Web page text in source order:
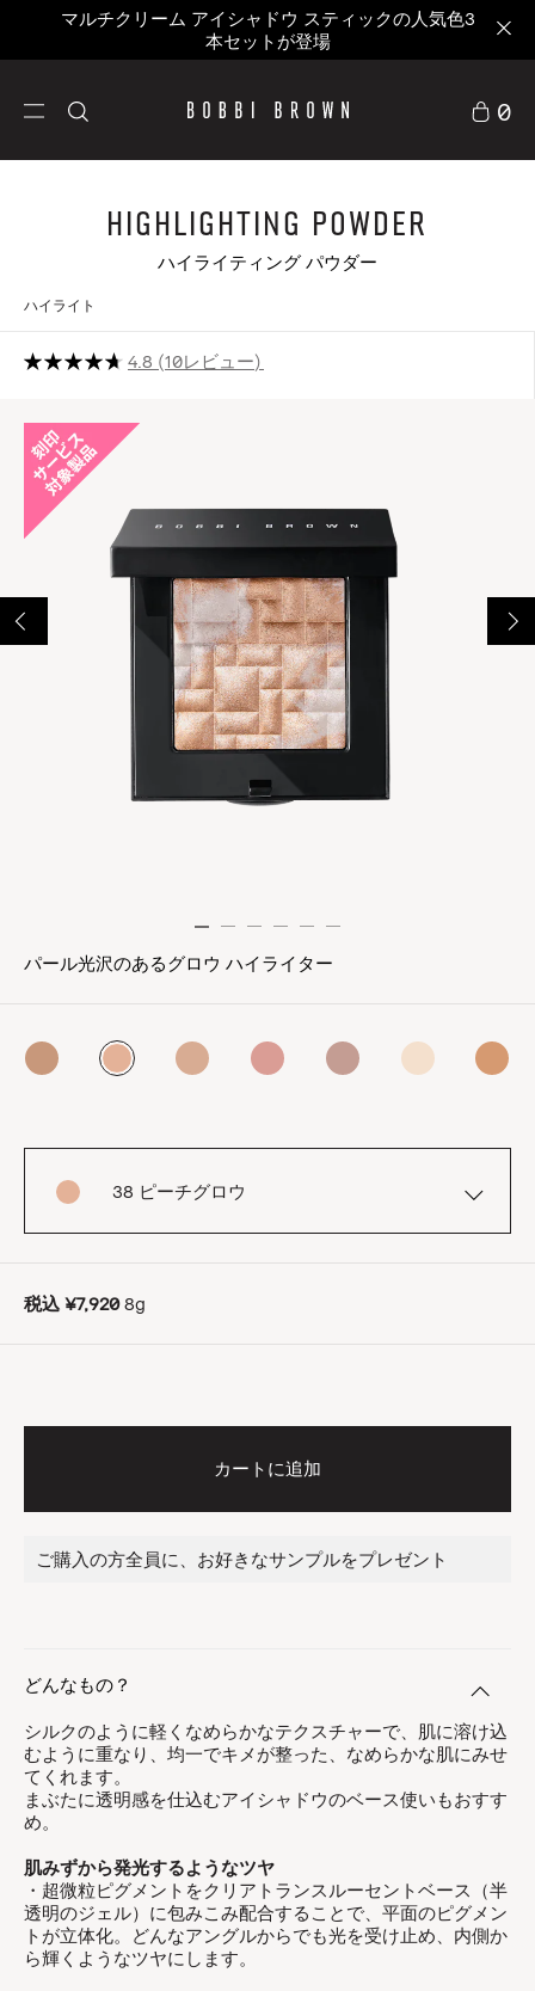
価格改定のお知らせ
0
Highlighting Powder
ハイライティング パウダー
ハイライト
4.8 10レビュー
パール光沢のあるグロウ ハイライター
38 ピーチグロウ
税込 ¥7,9208g
カートに追加
ご購入の方全員に、お好きなサンプルをプレゼント
どんなもの？
シルクのように軽くなめらかなテクスチャーで、肌に溶け込
むように重なり、均一でキメが整った、なめらかな肌にみせ
てくれます。
まぶたに透明感を仕込むアイシャドウのベース使いもおすす
め。
肌みずから発光するようなツヤ
・超微粒ピグメントをクリアトランスルーセントベース（半
透明のジェル）に包みこみ配合することで、平⾯のピグメン
トが⽴体化。どんなアングルからでも光を受け⽌め、内側か
ら輝くようなツヤにします。